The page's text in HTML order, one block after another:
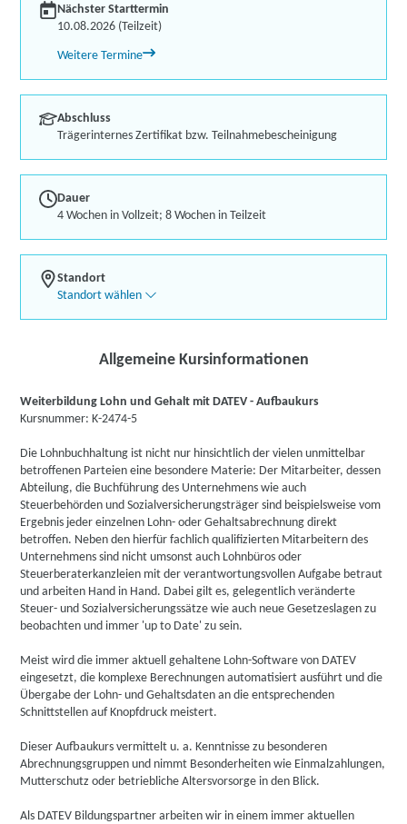
Nächster Starttermin
10.08.2026 (Teilzeit)
Weitere Termine
Abschluss
Trägerinternes Zertifikat bzw. Teilnahmebescheinigung
Dauer
4 Wochen in Vollzeit; 8 Wochen in Teilzeit
Standort
Standort wählen
Allgemeine Kursinformationen
Weiterbildung Lohn und Gehalt mit DATEV - Aufbaukurs
Kursnummer: K-2474-5
Die Lohnbuchhaltung ist nicht nur hinsichtlich der vielen unmittelbar
betroffenen Parteien eine besondere Materie: Der Mitarbeiter, dessen
Abteilung, die Buchführung des Unternehmens wie auch
Steuerbehörden und Sozialversicherungsträger sind beispielsweise vom
Ergebnis jeder einzelnen Lohn- oder Gehaltsabrechnung direkt
betroffen. Neben den hierfür fachlich qualifizierten Mitarbeitern des
Unternehmens sind nicht umsonst auch Lohnbüros oder
Steuerberaterkanzleien mit der verantwortungsvollen Aufgabe betraut
und arbeiten Hand in Hand. Dabei gilt es, gelegentlich veränderte
Steuer- und Sozialversicherungssätze wie auch neue Gesetzeslagen zu
beobachten und immer 'up to Date' zu sein.
Meist wird die immer aktuell gehaltene Lohn-Software von DATEV
eingesetzt, die komplexe Berechnungen automatisiert ausführt und die
Übergabe der Lohn- und Gehaltsdaten an die entsprechenden
Schnittstellen auf Knopfdruck meistert.
Dieser Aufbaukurs vermittelt u. a. Kenntnisse zu besonderen
Abrechnungsgruppen und nimmt Besonderheiten wie Einmalzahlungen,
Mutterschutz oder betriebliche Altersvorsorge in den Blick.
Als DATEV Bildungspartner arbeiten wir in einem immer aktuellen